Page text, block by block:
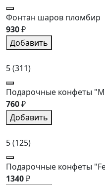
Фонтан шаров пломбир
930₽
Добавить
5(311)
Подарочные конфеты
760₽
Добавить
5(125)
Подарочные конфеты
1340₽